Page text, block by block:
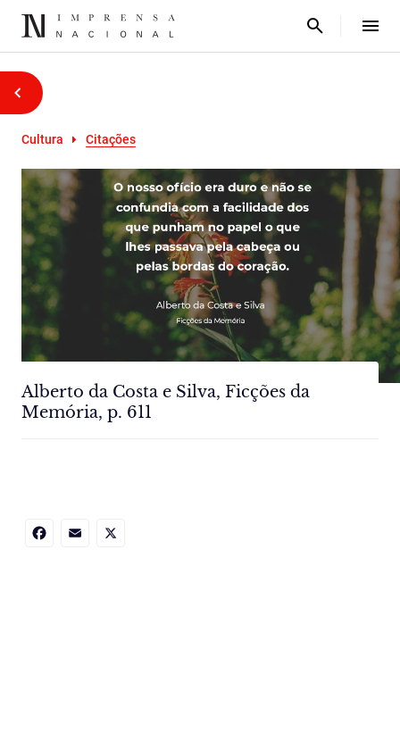
Cultura Citações
Alberto da Costa e Silva, Ficções da
Memória, p. 611